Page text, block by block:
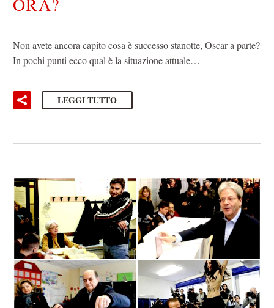
Non avete ancora capito cosa è successo stanotte, Oscar a parte?
In pochi punti ecco qual è la situazione attuale…
LEGGI TUTTO